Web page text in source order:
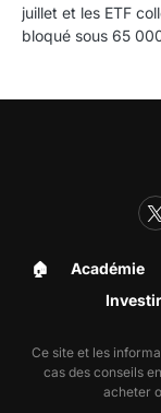
juillet et les ETF
bloqué sous 65
🏠︎ Académie
Investir
Ce site et les
cas des conseils
acheter